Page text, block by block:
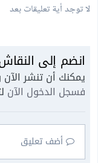
لا توجد أية تعليقات بعد
انضم إلى
يمكنك أن تنشر
فسجل الدخول الآن
أضف تعليق